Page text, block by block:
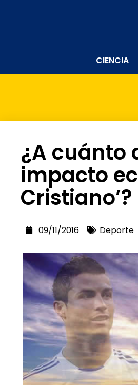
CIENCIA
¿A cuánto
impacto
Cristiano’?
09/11/2016 Deporte